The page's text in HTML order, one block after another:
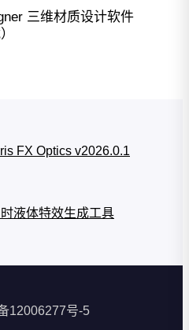
三维材质设计软件
FX Optics v2026.0.1
液体特效生成工具
12006277号-5